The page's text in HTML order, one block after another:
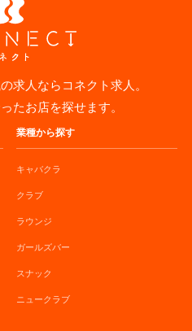
求人ならコネクト求人。
たお店を探せます。
業種から探す
キャバクラ
クラブ
ラウンジ
ガールズバー
スナック
ニュークラブ